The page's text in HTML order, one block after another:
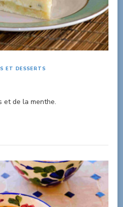
ET DESSERTS
et de la menthe.